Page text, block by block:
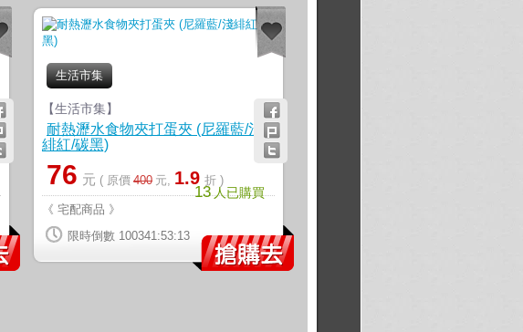
生活市集
13人已購買
【生活市集】
耐熱瀝水食物夾打蛋夾 (尼羅藍/淺
緋紅/碳黑)
76 元 ( 原價 400 元, 1.9 折 )
《 宅配商品 》
限時倒數 100341:53:12